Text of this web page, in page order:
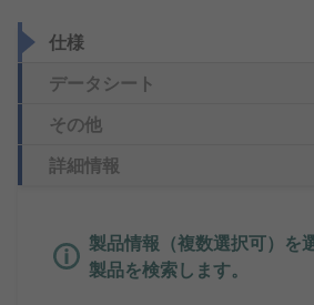
仕様
データシート
その他
詳細情報
製品情報（複数選択可）を
製品を検索します。